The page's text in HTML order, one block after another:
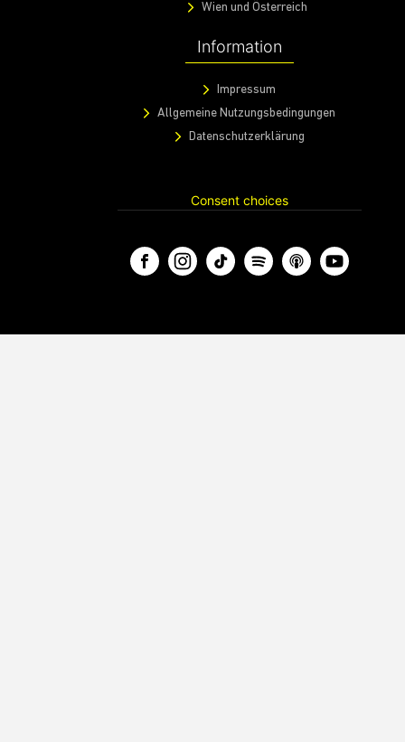
Wien und Österreich
Information
Impressum
Allgemeine Nutzungsbedingungen
Datenschutzerklärung
Consent choices